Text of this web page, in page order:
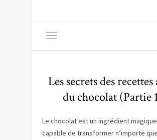
Les secrets des recettes
du chocolat (Partie
Le chocolat est un ingrédient
capable de transformer n’importe